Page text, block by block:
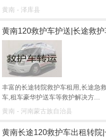
黄南 - 泽库县
黄南120救护车护送|长途救
丰富的长途转院救护车租用,长途急
车,租车豪华护送车等救护解决方...
黄南 - 河南蒙古族自治县
黄南长途120救护车出租转